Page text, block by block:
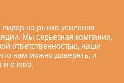
на рынке усиления
Мы серьезная компания,
ответственностью, наши
нам можно доверять, и
и снова.